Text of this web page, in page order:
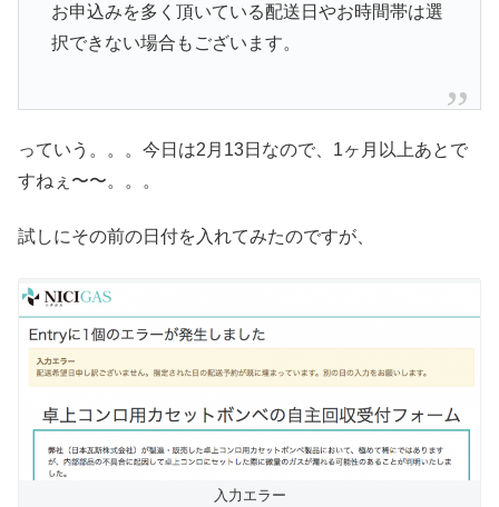
お申込みを多く頂いている配送日やお時間帯は選
択できない場合もございます。
っていう。。。今日は2月13日なので、1ヶ月以上あとで
すねぇ〜〜。。。
試しにその前の日付を入れてみたのですが、
入力エラー